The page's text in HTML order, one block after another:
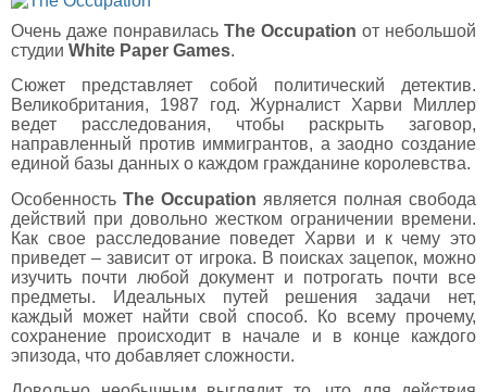
Очень даже понравилась The Occupation от небольшой
студии White Paper Games.
Сюжет представляет собой политический детектив.
Великобритания, 1987 год. Журналист Харви Миллер
ведет расследования, чтобы раскрыть заговор,
направленный против иммигрантов, а заодно создание
единой базы данных о каждом гражданине королевства.
Особенность The Occupation является полная свобода
действий при довольно жестком ограничении времени.
Как свое расследование поведет Харви и к чему это
приведет – зависит от игрока. В поисках зацепок, можно
изучить почти любой документ и потрогать почти все
предметы. Идеальных путей решения задачи нет,
каждый может найти свой способ. Ко всему прочему,
сохранение происходит в начале и в конце каждого
эпизода, что добавляет сложности.